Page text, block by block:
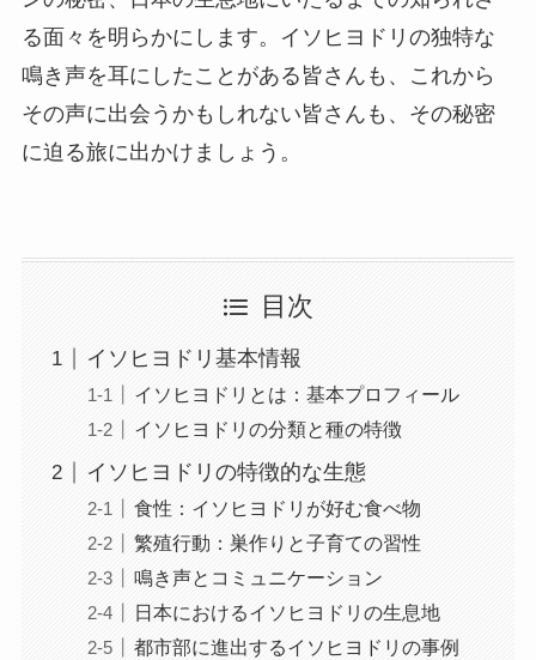
る面々を明らかにします。イソヒヨドリの独特な
鳴き声を耳にしたことがある皆さんも、これから
その声に出会うかもしれない皆さんも、その秘密
に迫る旅に出かけましょう。
目次
イソヒヨドリ基本情報
イソヒヨドリとは：基本プロフィール
イソヒヨドリの分類と種の特徴
イソヒヨドリの特徴的な生態
食性：イソヒヨドリが好む食べ物
繁殖行動：巣作りと子育ての習性
鳴き声とコミュニケーション
日本におけるイソヒヨドリの生息地
都市部に進出するイソヒヨドリの事例